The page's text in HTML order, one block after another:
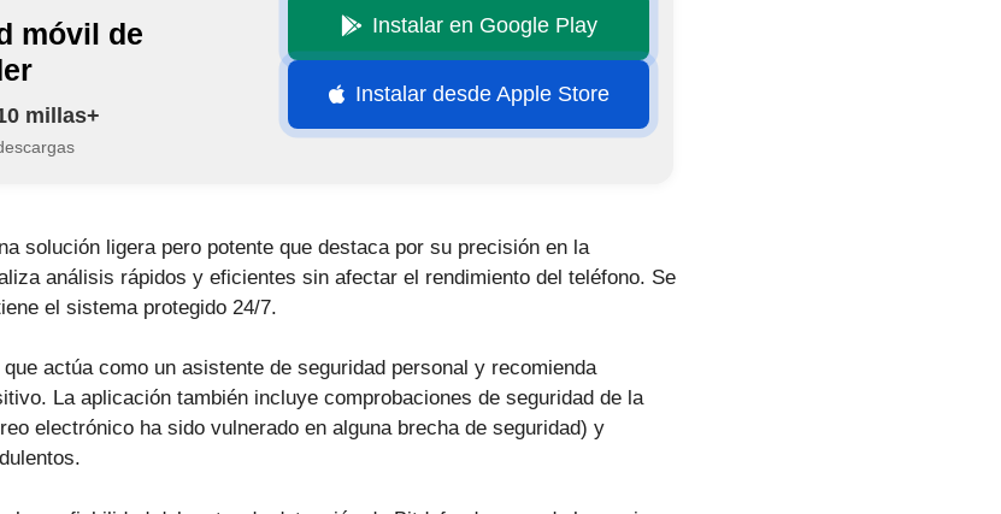
móvil de
millas+
Instalar en Google Play
Instalar desde Apple Store
solución ligera pero potente que destaca por su precisión en la
análisis rápidos y eficientes sin afectar el rendimiento del teléfono. Se
el sistema protegido 24/7.
actúa como un asistente de seguridad personal y recomienda
La aplicación también incluye comprobaciones de seguridad de la
electrónico ha sido vulnerado en alguna brecha de seguridad) y